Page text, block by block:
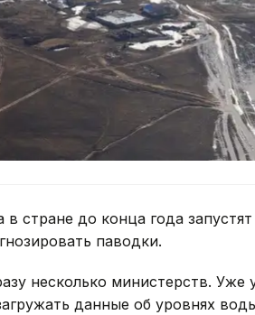
стране до конца года
паводки.
несколько министерств.
данные об уровнях